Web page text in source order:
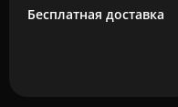
Бесплатная доставка